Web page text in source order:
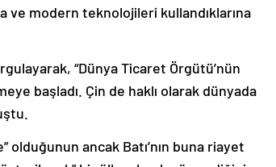
modern teknolojileri kullandıklarına
“Dünya Ticaret Örgütü’nün
başladı. Çin de haklı olarak dünyada
olduğunun ancak Batı’nın buna riayet